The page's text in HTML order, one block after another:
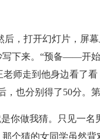
后，打开幻灯片，屏
下来。“预备——开
师走到他身边看了
也分别得了50分。第
你做我猜。只见一
个猜的女同学虽然